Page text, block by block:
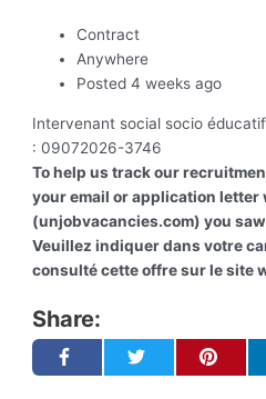
Contract
Anywhere
Posted 4 weeks ago
Intervenant social socio éducatif
: 09072026-3746
To help us track our
your email or application letter
(unjobvacancies.com) you
Veuillez indiquer dans votre
consulté cette offre sur le site
Share: